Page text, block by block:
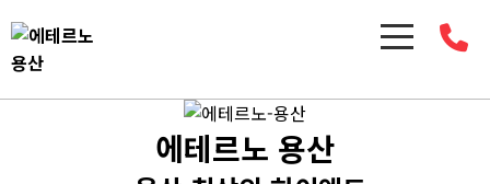
에테르노 용산